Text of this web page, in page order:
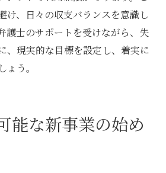
け、日々の収支バランスを意識し
護士のサポートを受けながら、失
、現実的な目標を設定し、着実に
う。
能な新事業の始め